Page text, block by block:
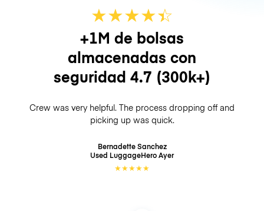
★★★★☆
★
+1M de bolsas
almacenadas con
seguridad 4.7 (300k+)
Crew was very helpful. The process dropping off and
picking up was quick.
Bernadette Sanchez
Used LuggageHeroAyer
★★★★★